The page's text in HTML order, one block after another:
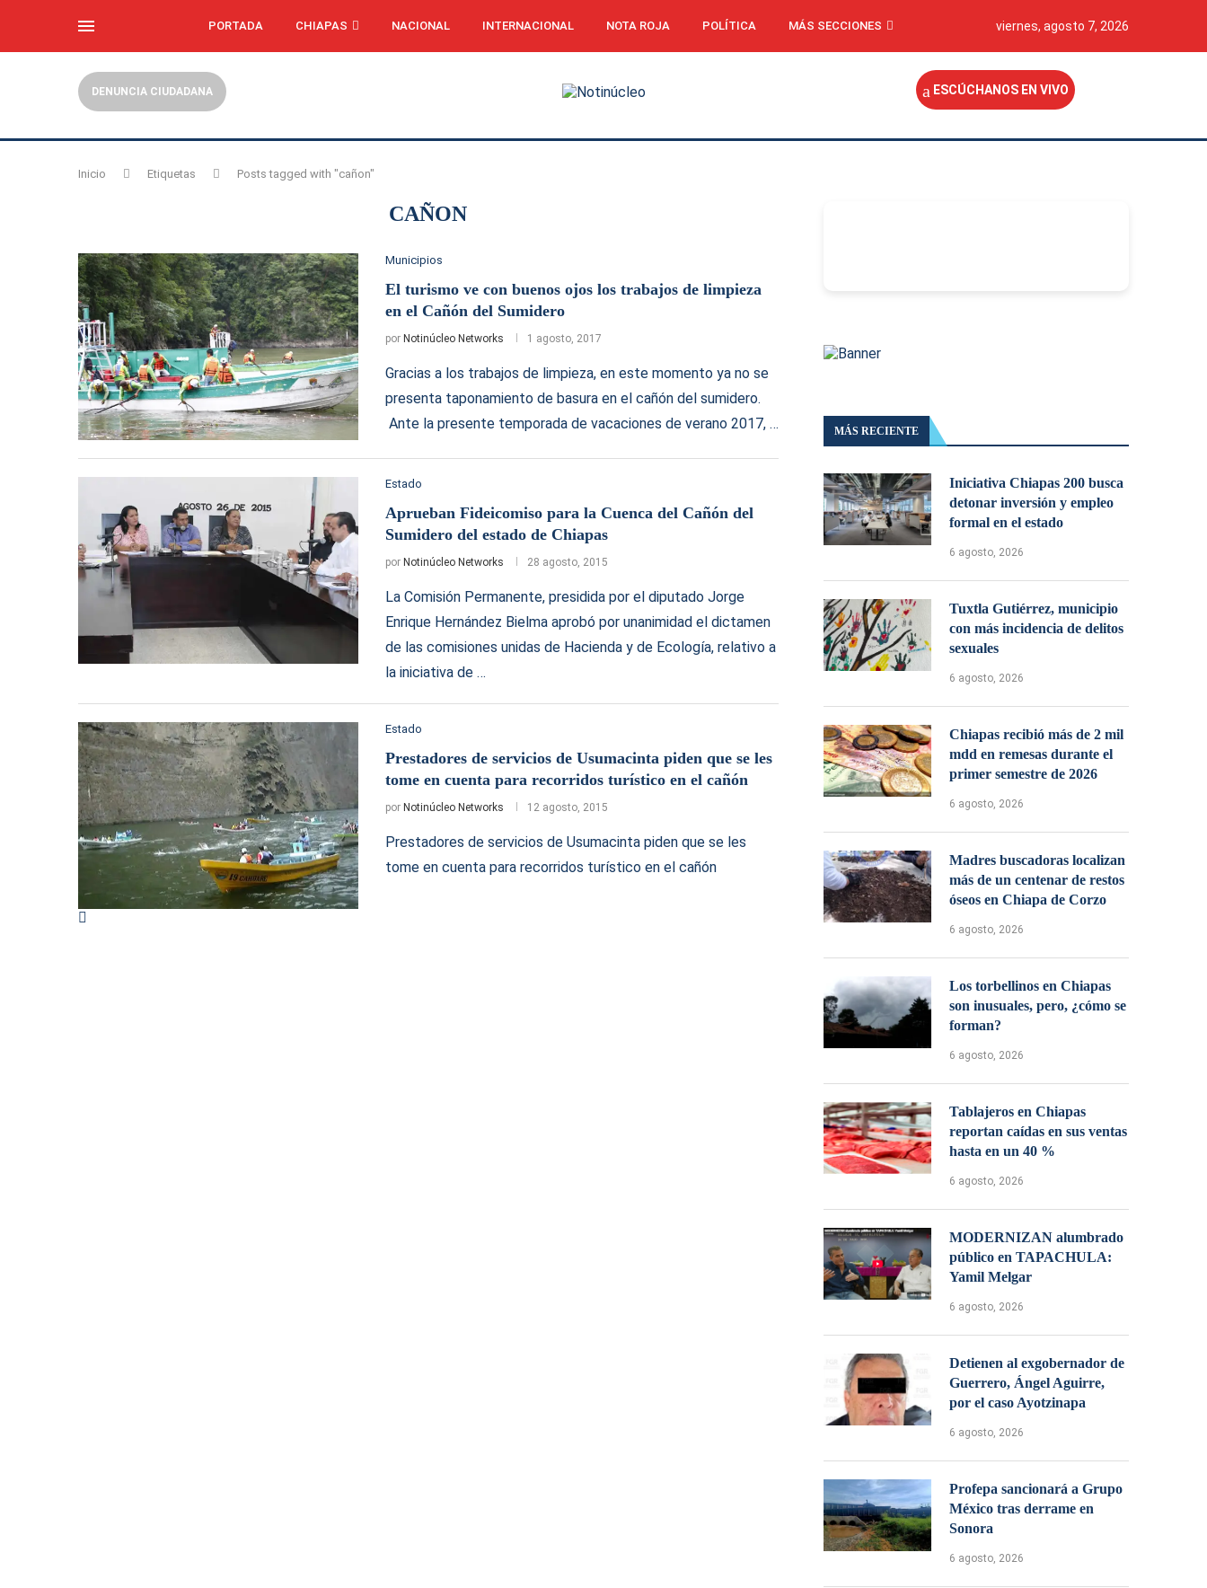
PORTADA CHIAPAS NACIONAL INTERNACIONAL NOTA ROJA POLÍTICA MÁS SECCIONES viernes, agosto 7, 2026
DENUNCIA CIUDADANA ESCÚCHANOS EN VIVO
Inicio Etiquetas Posts tagged with "cañon"
CAÑON
Municipios
El turismo ve con buenos ojos los trabajos de limpieza
en el Cañón del Sumidero
por Notinúcleo Networks 1 agosto, 2017
Gracias a los trabajos de limpieza, en este momento ya no se
presenta taponamiento de basura en el cañón del sumidero.
Ante la presente temporada de vacaciones de verano 2017, …
Estado
Aprueban Fideicomiso para la Cuenca del Cañón del
Sumidero del estado de Chiapas
por Notinúcleo Networks 28 agosto, 2015
La Comisión Permanente, presidida por el diputado Jorge
Enrique Hernández Bielma aprobó por unanimidad el dictamen
de las comisiones unidas de Hacienda y de Ecología, relativo a
la iniciativa de …
Estado
Prestadores de servicios de Usumacinta piden que se les
tome en cuenta para recorridos turístico en el cañón
por Notinúcleo Networks 12 agosto, 2015
Prestadores de servicios de Usumacinta piden que se les
tome en cuenta para recorridos turístico en el cañón
MÁS RECIENTE
Iniciativa Chiapas 200 busca
detonar inversión y empleo
formal en el estado
6 agosto, 2026
Tuxtla Gutiérrez, municipio
con más incidencia de delitos
sexuales
6 agosto, 2026
Chiapas recibió más de 2 mil
mdd en remesas durante el
primer semestre de 2026
6 agosto, 2026
Madres buscadoras localizan
más de un centenar de restos
óseos en Chiapa de Corzo
6 agosto, 2026
Los torbellinos en Chiapas
son inusuales, pero, ¿cómo se
forman?
6 agosto, 2026
Tablajeros en Chiapas
reportan caídas en sus ventas
hasta en un 40 %
6 agosto, 2026
MODERNIZAN alumbrado
público en TAPACHULA:
Yamil Melgar
6 agosto, 2026
Detienen al exgobernador de
Guerrero, Ángel Aguirre,
por el caso Ayotzinapa
6 agosto, 2026
Profepa sancionará a Grupo
México tras derrame en
Sonora
6 agosto, 2026